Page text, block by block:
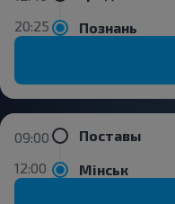
20:25
Познань
09:00
12:00
Поставы
Мінськ